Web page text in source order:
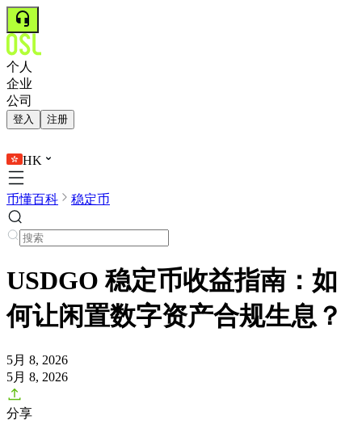
个人
企业
公司
登入 注册
HK
币懂百科 稳定币
USDGO 稳定币收益指南：如
何让闲置数字资产合规生息？
5月 8, 2026
5月 8, 2026
分享